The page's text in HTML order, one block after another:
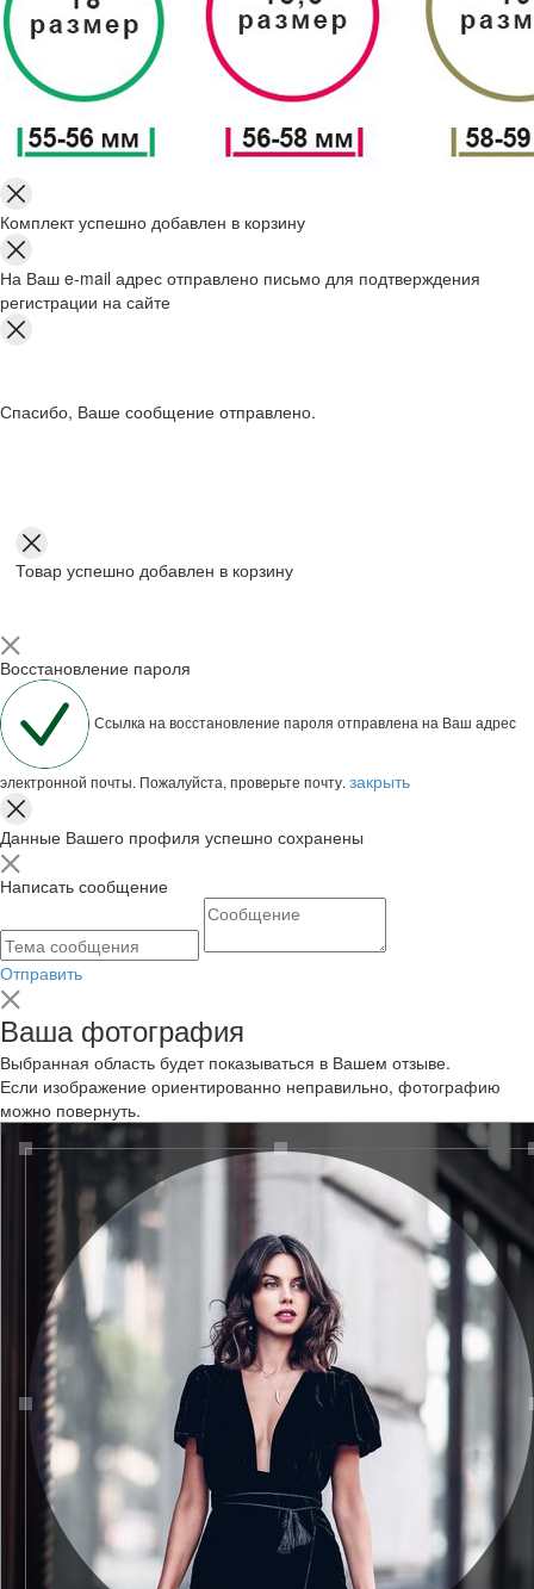
Комплект успешно добавлен в корзину
На Ваш e-mail адрес отправлено письмо для подтверждения
регистрации на сайте
Спасибо, Ваше сообщение отправлено.
Товар успешно добавлен в корзину
Восстановление пароля
Ссылка на восстановление пароля отправлена на Ваш адрес
электронной почты. Пожалуйста, проверьте почту. закрыть
Данные Вашего профиля успешно сохранены
Написать сообщение
Отправить
Ваша фотография
Выбранная область будет показываться в Вашем отзыве.
Если изображение ориентированно неправильно, фотографию
можно повернуть.